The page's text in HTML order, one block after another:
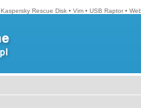
Kaspersky Rescue Disk • Vim • USB Raptor •